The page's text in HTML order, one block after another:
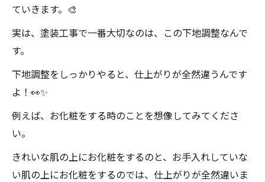
ていきます。🎨
実は、塗装工事で一番大切なのは、この下地調整なんで
す。
下地調整をしっかりやると、仕上がりが全然違うんです
よ！👀✨
例えば、お化粧をする時のことを想像してみてくださ
い。
きれいな肌の上にお化粧をするのと、お手入れしていな
い肌の上にお化粧をするのでは、仕上がりが全然違いま